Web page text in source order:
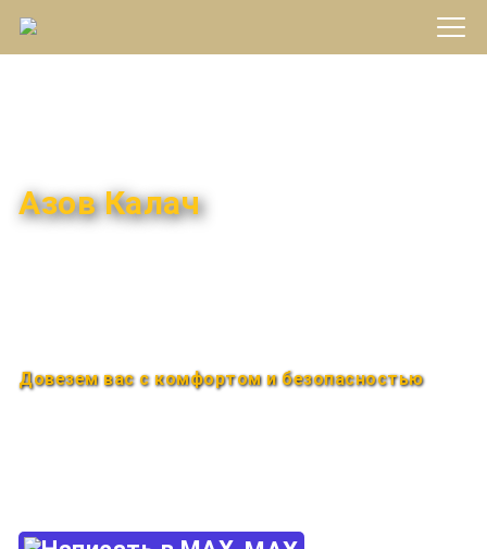
Азов Калач
Довезем вас с комфортом и безопасностью